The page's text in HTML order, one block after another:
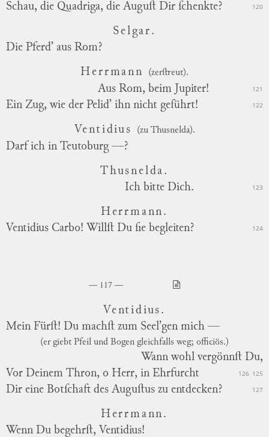
Schau, die Quadriga, die Auguſt Dir ſchenkte? 120
Selgar.
Die Pferd’ aus Rom?
Herrmann (zerſtreut).
Aus Rom, beim Jupiter! 121
Ein Zug, wie der Pelid’ ihn nicht geführt! 122
Ventidius (zu Thusnelda).
Darf ich in Teutoburg —?
Thusnelda.
Ich bitte Dich.
123
Herrmann.
Ventidius Carbo! Willſt Du ſie begleiten?
124
117
Ventidius.
Mein Fürſt! Du machſt zum Seel’gen mich —
(er giebt Pfeil und Bogen gleichfalls weg; officiös.)
Wann wohl vergönnſt Du,
125
Vor Deinem Thron, o Herr, in Ehrfurcht 126
Dir eine Botſchaft des Auguſtus zu entdecken? 127
Herrmann.
Wenn Du begehrſt, Ventidius!